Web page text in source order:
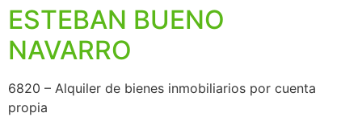
ESTEBAN BUENO
NAVARRO
6820 – Alquiler de bienes inmobiliarios por cuenta
propia